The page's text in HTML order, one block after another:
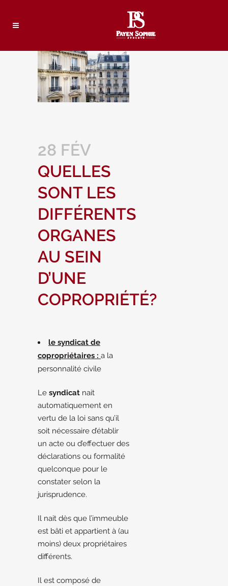
28 FÉV
QUELLES
SONT LES
DIFFÉRENTS
ORGANES
AU SEIN
D’UNE
COPROPRIÉTÉ?
le syndicat de
copropriétaires : a la
personnalité civile
Le syndicat nait
automatiquement en
vertu de la loi sans qu’il
soit nécessaire d’établir
un acte ou d’effectuer des
déclarations ou formalité
quelconque pour le
constater selon la
jurisprudence.
Il nait dès que l’immeuble
est bâti et appartient à (au
moins) deux propriétaires
différents.
Il est composé de